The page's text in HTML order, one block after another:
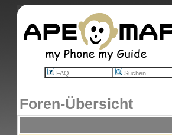
FAQ Suchen
Foren-Übersicht